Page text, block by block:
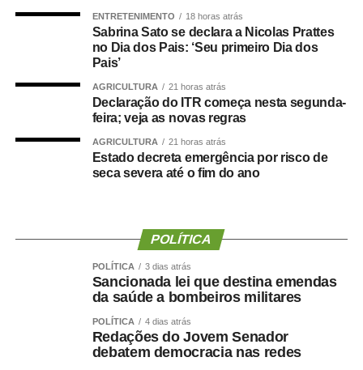
Agência Senado (Reprodução autorizada mediante
citação da Agência Senado)
COMENTE ABAIXO:
WhatsApp
Facebook
Twitter
Messenger
LinkedIn
Share
ENTRETENIMENTO 18 horas atrás
Sabrina Sato se declara a Nicolas Prattes
no Dia dos Pais: ‘Seu primeiro Dia dos
Pais’
AGRICULTURA 21 horas atrás
Declaração do ITR começa nesta segunda-
feira; veja as novas regras
AGRICULTURA 21 horas atrás
Estado decreta emergência por risco de
seca severa até o fim do ano
POLÍTICA
POLÍTICA 3 dias atrás
Sancionada lei que destina emendas
da saúde a bombeiros militares
POLÍTICA 4 dias atrás
Redações do Jovem Senador
debatem democracia nas redes